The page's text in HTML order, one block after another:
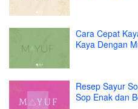
Cara Cepat
Kaya Dengan
Resep Sayur
Sop Enak dan